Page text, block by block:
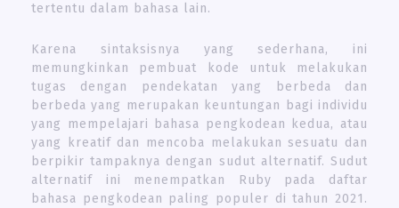
tertentu dalam bahasa lain.
Karena sintaksisnya yang sederhana, ini
memungkinkan pembuat kode untuk melakukan
tugas dengan pendekatan yang berbeda dan
berbeda yang merupakan keuntungan bagi individu
yang mempelajari bahasa pengkodean kedua, atau
yang kreatif dan mencoba melakukan sesuatu dan
berpikir tampaknya dengan sudut alternatif. Sudut
alternatif ini menempatkan Ruby pada daftar
bahasa pengkodean paling populer di tahun 2021.